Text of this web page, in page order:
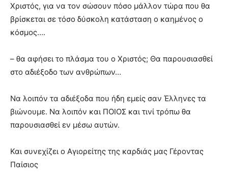
Χριστός, για να τον σώσουν πόσο μάλλον τώρα που θα
βρίσκεται σε τόσο δύσκολη κατάσταση ο καημένος ο
κόσμος….
– θα αφήσει το πλάσμα του ο Χριστός; Θα παρουσιασθεί
στο αδιέξοδο των ανθρώπων…
Να λοιπόν τα αδιέξοδα που ήδη εμείς σαν Έλληνες τα
βιώνουμε. Να λοιπόν και ΠΟΙΟΣ και τινί τρόπω θα
παρουσιασθεί εν μέσω αυτών.
Και συνεχίζει ο Αγιορείτης της καρδιάς μας Γέροντας
Παίσιος